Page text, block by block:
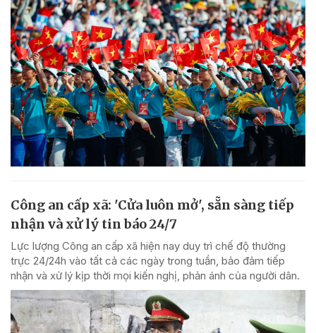
Công an cấp xã: 'Cửa luôn mở', sẵn sàng tiếp
nhận và xử lý tin báo 24/7
Lực lượng Công an cấp xã hiện nay duy trì chế độ thường
trực 24/24h vào tất cả các ngày trong tuần, bảo đảm tiếp
nhận và xử lý kịp thời mọi kiến nghị, phản ánh của người dân.